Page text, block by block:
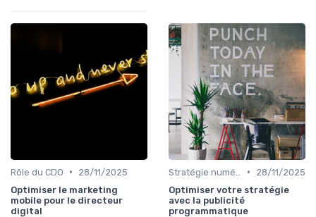
Rôle du CDO •
28/11/2025
Optimiser le marketing
mobile pour le directeur
digital
•
28/11/2025
Optimiser votre stratégie
avec la publicité
programmatique